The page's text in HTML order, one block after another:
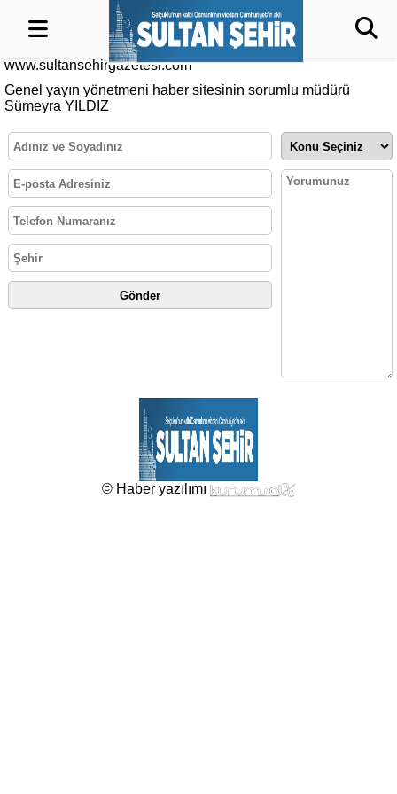
www.sultansehirgazetesi.com
Genel yayın yönetmeni haber sitesinin sorumlu müdürü
Sümeyra YILDIZ
© Haber yazılımı